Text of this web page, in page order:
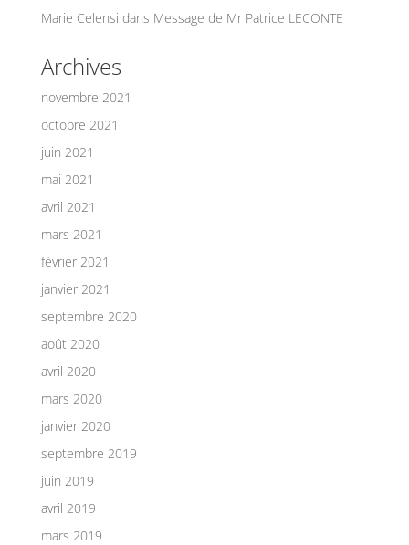
Marie Celensi dans Message de Mr Patrice LECONTE
Archives
novembre 2021
octobre 2021
juin 2021
mai 2021
avril 2021
mars 2021
février 2021
janvier 2021
septembre 2020
août 2020
avril 2020
mars 2020
janvier 2020
septembre 2019
juin 2019
avril 2019
mars 2019